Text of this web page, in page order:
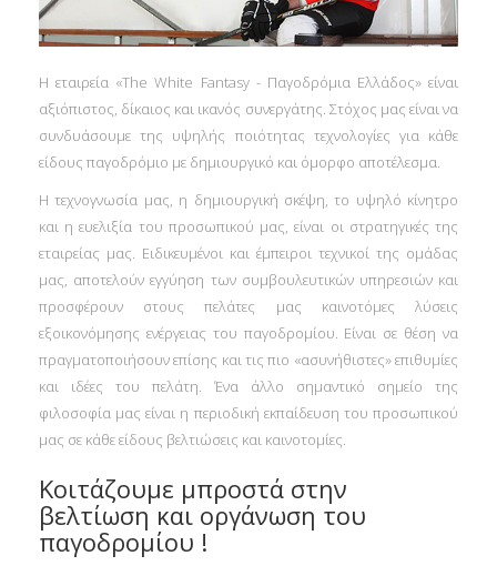
Η εταιρεία «The White Fantasy - Παγοδρόμια Ελλάδος» είναι
αξιόπιστος, δίκαιος και ικανός συνεργάτης. Στόχος μας είναι να
συνδυάσουμε της υψηλής ποιότητας τεχνολογίες για κάθε
είδους παγοδρόμιο με δημιουργικό και όμορφο αποτέλεσμα.
Η τεχνογνωσία μας, η δημιουργική σκέψη, το υψηλό κίνητρο
και η ευελιξία του προσωπικού μας, είναι οι στρατηγικές της
εταιρείας μας. Ειδικευμένοι και έμπειροι τεχνικοί της ομάδας
μας, αποτελούν εγγύηση των συμβουλευτικών υπηρεσιών και
προσφέρουν στους πελάτες μας καινοτόμες λύσεις
εξοικονόμησης ενέργειας του παγοδρομίου. Είναι σε θέση να
πραγματοποιήσουν επίσης και τις πιο «ασυνήθιστες» επιθυμίες
και ιδέες του πελάτη. Ένα άλλο σημαντικό σημείο της
φιλοσοφία μας είναι η περιοδική εκπαίδευση του προσωπικού
μας σε κάθε είδους βελτιώσεις και καινοτομίες.
Κοιτάζουμε μπροστά στην
βελτίωση και οργάνωση του
παγοδρομίου !